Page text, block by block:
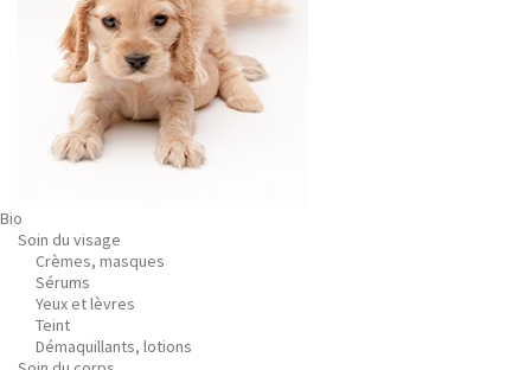
Bio
Soin du visage
Crèmes, masques
Sérums
Yeux et lèvres
Teint
Démaquillants, lotions